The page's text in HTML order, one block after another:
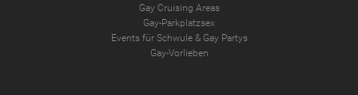
Gay Cruising Areas
Gay-Parkplatzsex
Events für Schwule & Gay Partys
Gay-Vorlieben